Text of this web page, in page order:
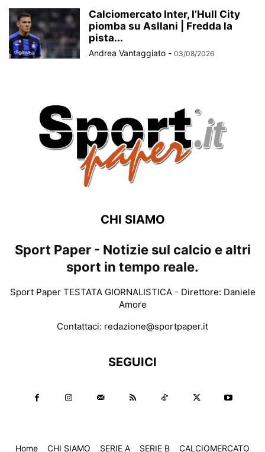
Calciomercato Inter, l’Hull City
piomba su Asllani | Fredda la
pista...
Andrea Vantaggiato - 03/08/2026
CHI SIAMO
Sport Paper - Notizie sul calcio e altri
sport in tempo reale.
Sport Paper TESTATA GIORNALISTICA - Direttore: Daniele
Amore
Contattaci: redazione@sportpaper.it
SEGUICI
Home CHI SIAMO SERIE A SERIE B CALCIOMERCATO